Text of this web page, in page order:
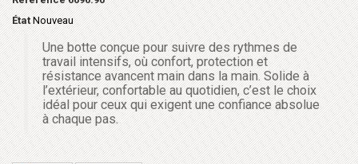
État Nouveau
Une botte conçue pour suivre des rythmes de
travail intensifs, où confort, protection et
résistance avancent main dans la main. Solide à
l’extérieur, confortable au quotidien, c’est le choix
idéal pour ceux qui exigent une confiance absolue
à chaque pas.